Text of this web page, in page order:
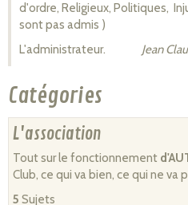
d'ordre, Religieux, Politiques,
sont pas admis )
L'administrateur. Jean
Catégories
L'association
Tout sur le fonctionnement
Club, ce qui va bien, ce qui ne va
5 Sujets